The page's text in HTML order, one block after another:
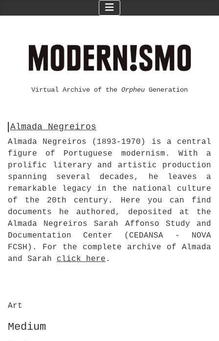
Virtual Archive of the Orpheu Generation
Almada Negreiros
Almada Negreiros (1893-1970) is a central
figure of Portuguese modernism. With a
prolific literary and artistic production
spanning several decades, he leaves a
remarkable legacy in the national culture
of the 20th century. Here you can find
documents he authored, deposited at the
Almada Negreiros Sarah Affonso Study and
Documentation Center (CEDANSA - NOVA
FCSH). For the complete archive of Almada
and Sarah click here .
Art
Medium